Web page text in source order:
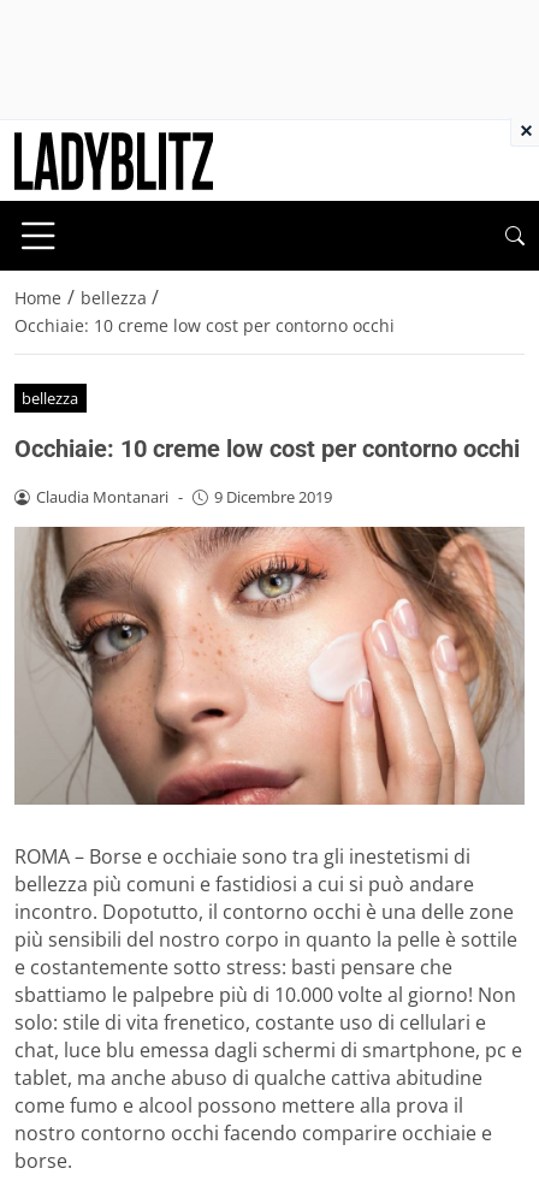
Home / bellezza /
Occhiaie: 10 creme low cost per contorno occhi
bellezza
Occhiaie: 10 creme low cost per contorno occhi
Claudia Montanari - 9 Dicembre 2019
ROMA – Borse e occhiaie sono tra gli inestetismi di
bellezza più comuni e fastidiosi a cui si può andare
incontro. Dopotutto, il contorno occhi è una delle zone
più sensibili del nostro corpo in quanto la pelle è sottile
e costantemente sotto stress: basti pensare che
sbattiamo le palpebre più di 10.000 volte al giorno! Non
solo: stile di vita frenetico, costante uso di cellulari e
chat, luce blu emessa dagli schermi di smartphone, pc e
tablet, ma anche abuso di qualche cattiva abitudine
come fumo e alcool possono mettere alla prova il
nostro contorno occhi facendo comparire occhiaie e
borse.
×